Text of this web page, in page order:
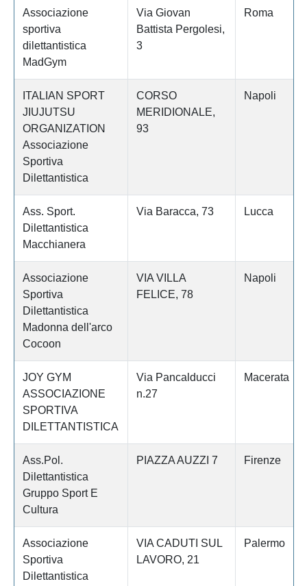
Associazione
sportiva
dilettantistica
MadGym
Via Giovan
Battista Pergolesi,
3
Roma
ITALIAN SPORT
JIUJUTSU
ORGANIZATION
Associazione
Sportiva
Dilettantistica
CORSO
MERIDIONALE,
93
Napoli
Ass. Sport.
Dilettantistica
Macchianera
Via Baracca, 73 Lucca
Associazione
Sportiva
Dilettantistica
Madonna dell'arco
Cocoon
VIA VILLA
FELICE, 78
Napoli
JOY GYM
ASSOCIAZIONE
SPORTIVA
DILETTANTISTICA
Via Pancalducci
n.27
Macerata
Ass.Pol.
Dilettantistica
Gruppo Sport E
Cultura
PIAZZA AUZZI 7 Firenze
Associazione
Sportiva
Dilettantistica
VIA CADUTI SUL
LAVORO, 21
Palermo